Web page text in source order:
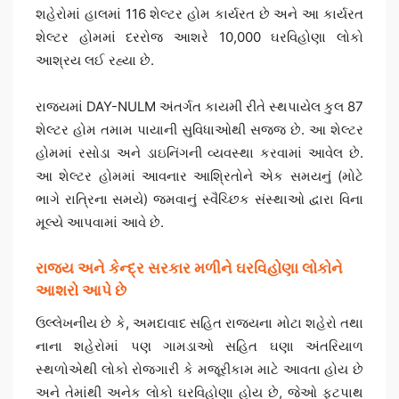
શહેરોમાં હાલમાં 116 શેલ્ટર હોમ કાર્યરત છે અને આ કાર્યરત
શેલ્ટર હોમમાં દરરોજ આશરે 10,000 ઘરવિહોણા લોકો
આશ્રય લઈ રહ્યા છે.
રાજ્યમાં DAY-NULM અંતર્ગત કાયમી રીતે સ્થપાયેલ કુલ 87
શેલ્ટર હોમ તમામ પાયાની સુવિધાઓથી સજ્જ છે. આ શેલ્ટર
હોમમાં રસોડા અને ડાઇનિંગની વ્યવસ્થા કરવામાં આવેલ છે.
આ શેલ્ટર હોમમાં આવનાર આશ્રિતોને એક સમયનું (મોટે
ભાગે રાત્રિના સમયે) જમવાનું સ્વૈચ્છિક સંસ્થાઓ દ્વારા વિના
મૂલ્યે આપવામાં આવે છે.
રાજ્ય અને કેન્દ્ર સરકાર મળીને ઘરવિહોણા લોકોને
આશરો આપે છે
ઉલ્લેખનીય છે કે, અમદાવાદ સહિત રાજ્યના મોટા શહેરો તથા
નાના શહેરોમાં પણ ગામડાઓ સહિત ઘણા અંતરિયાળ
સ્થળોએથી લોકો રોજગારી કે મજૂરીકામ માટે આવતા હોય છે
અને તેમાંથી અનેક લોકો ઘરવિહોણા હોય છે, જેઓ ફૂટપાથ